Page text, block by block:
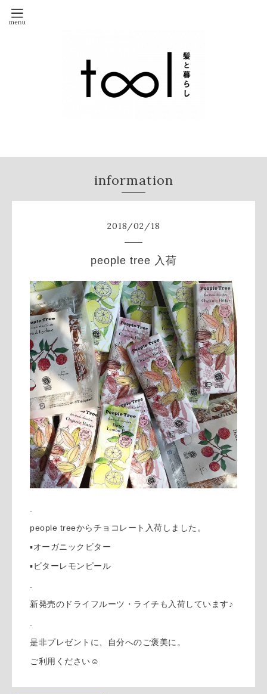
information
2018/02/18
people tree 入荷
people treeからチョコレート入荷しました。
▪︎オーガニックビター
▪︎ビターレモンピール
新発売のドライフルーツ・ライチも入荷しています♪
是非プレゼントに、自分へのご褒美に。
ご利用ください☺︎